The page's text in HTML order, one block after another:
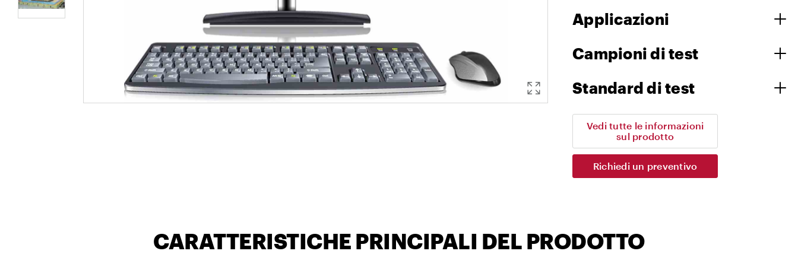
Applicazioni
Campioni di test
Standard di test
Vedi tutte le informazioni
sul prodotto
Richiedi un preventivo
CARATTERISTICHE PRINCIPALI DEL PRODOTTO